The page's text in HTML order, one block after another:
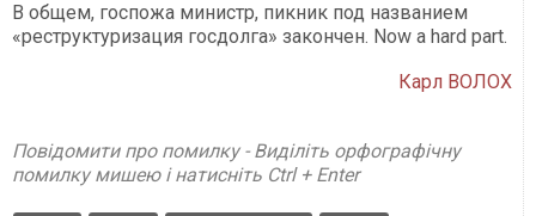
В общем, госпожа министр, пикник под названием
«реструктуризация госдолга» закончен. Now a hard part.
Карл ВОЛОХ
Повідомити про помилку - Виділіть орфографічну
помилку мишею і натисніть Ctrl + Enter